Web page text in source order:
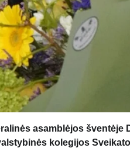
asamblėjos šventėje
kolegijos